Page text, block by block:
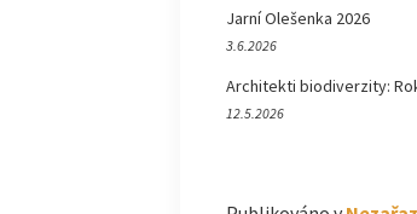
Jarní Olešenka 2026
3.6.2026
Architekti biodiverzity:
12.5.2026